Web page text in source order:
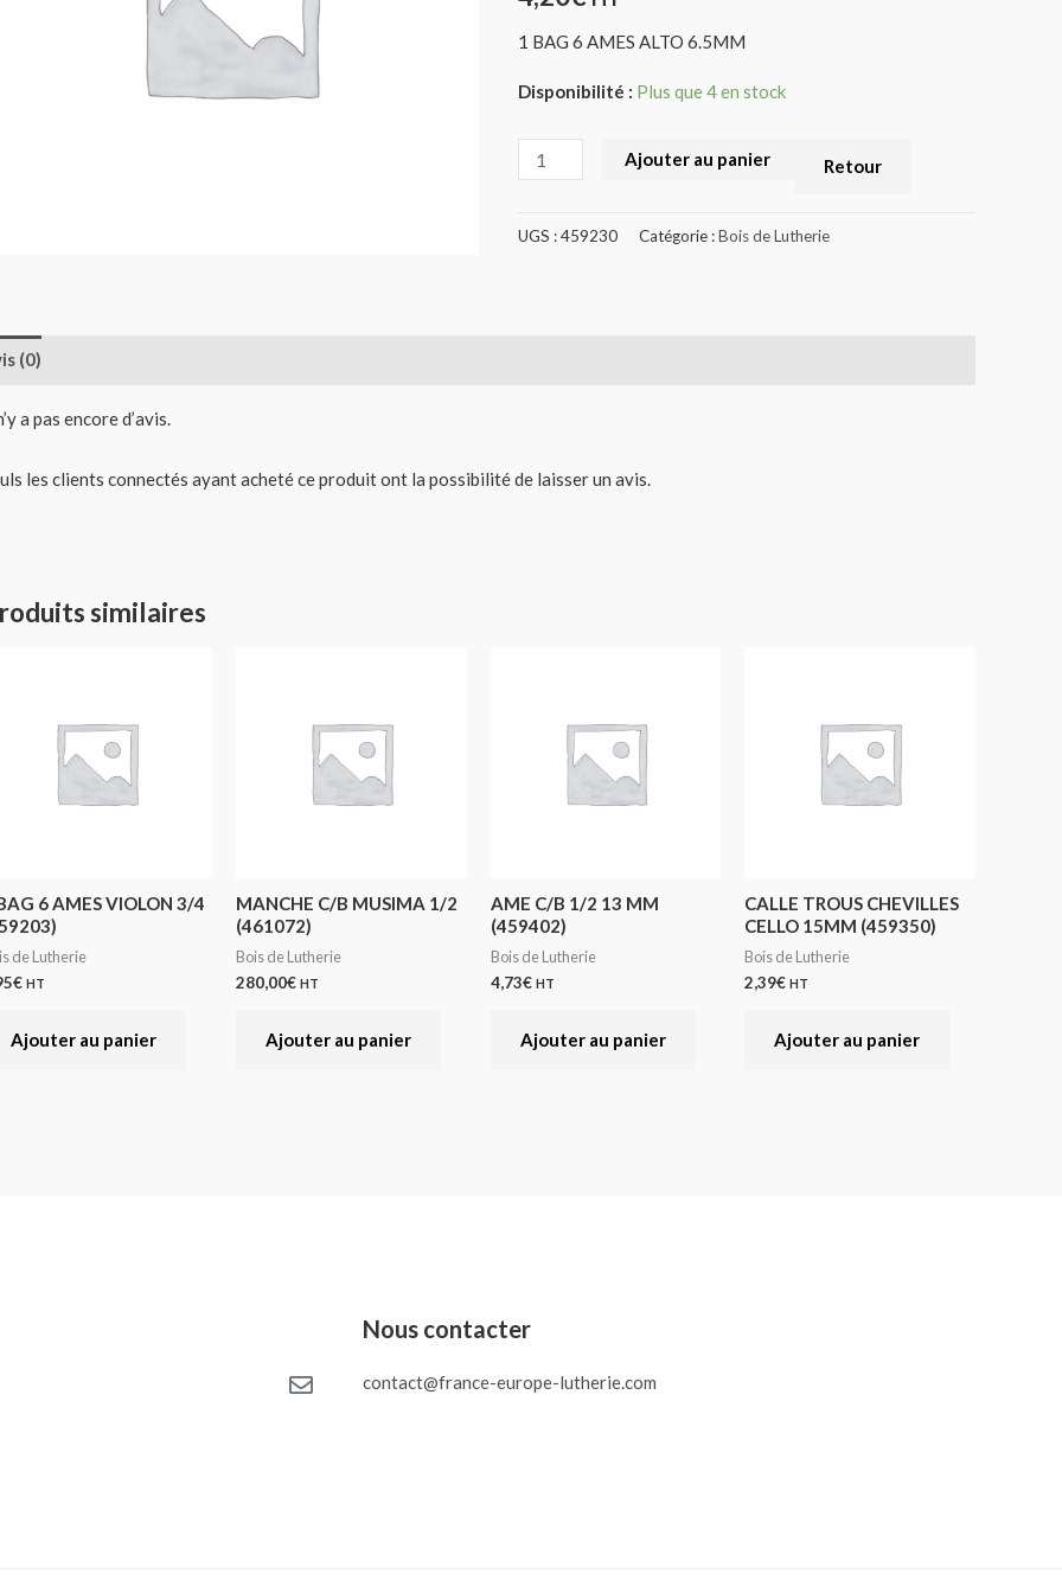
1 BAG 6 AMES ALTO 6.5MM
Disponibilité : Plus que 4 en stock
Ajouter au panier Retour
UGS :459230 Catégorie :Bois de Lutherie
(0)
a pas encore d’avis.
les clients connectés ayant acheté ce produit ont la possibilité de laisser un avis.
similaires
6 AMES VIOLON 3/4
de Lutherie
€ HT
Ajouter au panier
MANCHE C/B MUSIMA 1/2
(461072)
Bois de Lutherie
280,00€ HT
Ajouter au panier
AME C/B 1/2 13 MM
(459402)
Bois de Lutherie
4,73€ HT
Ajouter au panier
CALLE TROUS CHEVILLES
CELLO 15MM (459350)
Bois de Lutherie
2,39€ HT
Ajouter au panier
Nous contacter
contact@france-europe-lutherie.com